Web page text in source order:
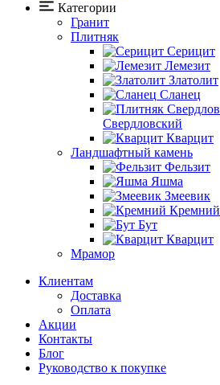
Категории
Гранит
Плитняк
Серицит
Лемезит
Златолит
Сланец
Свердловский
Кварцит
Ландшафтный камень
Фельзит
Яшма
Змеевик
Кремний
Бут
Кварцит
Мрамор
Клиентам
Доставка
Оплата
Акции
Контакты
Блог
Руководство к покупке